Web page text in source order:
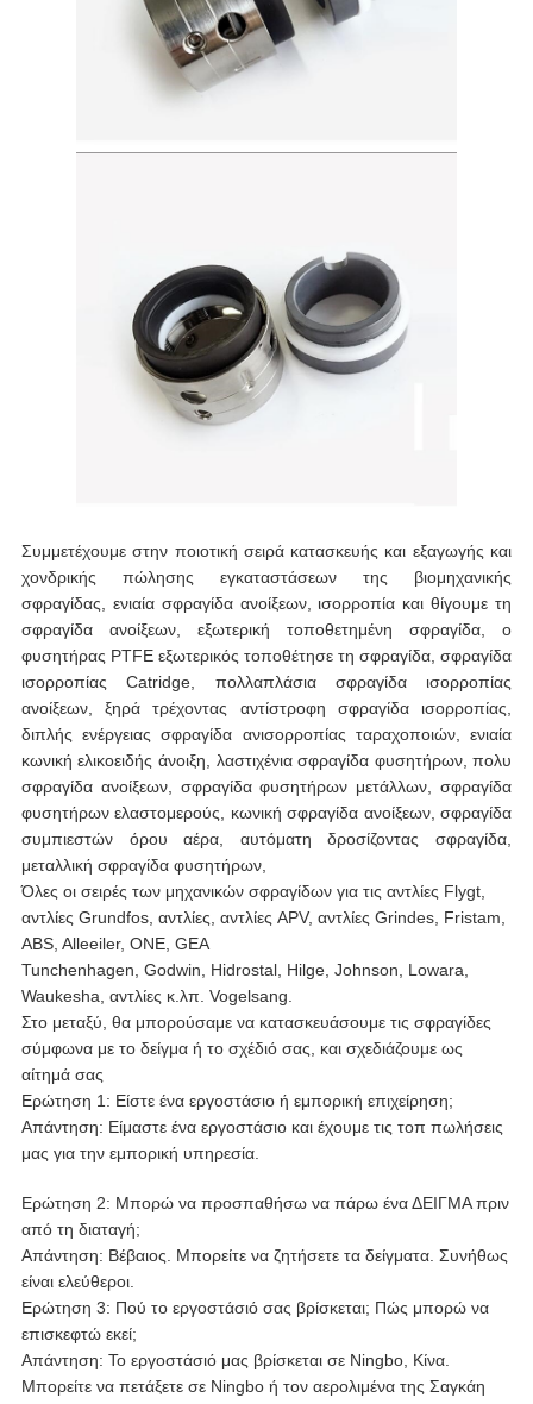
Συμμετέχουμε στην ποιοτική σειρά κατασκευής και εξαγωγής και
χονδρικής πώλησης εγκαταστάσεων της βιομηχανικής
σφραγίδας, ενιαία σφραγίδα ανοίξεων, ισορροπία και θίγουμε τη
σφραγίδα ανοίξεων, εξωτερική τοποθετημένη σφραγίδα, ο
φυσητήρας PTFE εξωτερικός τοποθέτησε τη σφραγίδα, σφραγίδα
ισορροπίας Catridge, πολλαπλάσια σφραγίδα ισορροπίας
ανοίξεων, ξηρά τρέχοντας αντίστροφη σφραγίδα ισορροπίας,
διπλής ενέργειας σφραγίδα ανισορροπίας ταραχοποιών, ενιαία
κωνική ελικοειδής άνοιξη, λαστιχένια σφραγίδα φυσητήρων, πολυ
σφραγίδα ανοίξεων, σφραγίδα φυσητήρων μετάλλων, σφραγίδα
φυσητήρων ελαστομερούς, κωνική σφραγίδα ανοίξεων, σφραγίδα
συμπιεστών όρου αέρα, αυτόματη δροσίζοντας σφραγίδα,
μεταλλική σφραγίδα φυσητήρων,
Όλες οι σειρές των μηχανικών σφραγίδων για τις αντλίες Flygt,
αντλίες Grundfos, αντλίες, αντλίες APV, αντλίες Grindes, Fristam,
ABS, Alleeiler, ΟΝΕ, GEA
Tunchenhagen, Godwin, Hidrostal, Hilge, Johnson, Lowara,
Waukesha, αντλίες κ.λπ. Vogelsang.
Στο μεταξύ, θα μπορούσαμε να κατασκευάσουμε τις σφραγίδες
σύμφωνα με το δείγμα ή το σχέδιό σας, και σχεδιάζουμε ως
αίτημά σας
Ερώτηση 1: Είστε ένα εργοστάσιο ή εμπορική επιχείρηση;
Απάντηση: Είμαστε ένα εργοστάσιο και έχουμε τις τοπ πωλήσεις
μας για την εμπορική υπηρεσία.
Ερώτηση 2: Μπορώ να προσπαθήσω να πάρω ένα ΔΕΙΓΜΑ πριν
από τη διαταγή;
Απάντηση: Βέβαιος. Μπορείτε να ζητήσετε τα δείγματα. Συνήθως
είναι ελεύθεροι.
Ερώτηση 3: Πού το εργοστάσιό σας βρίσκεται; Πώς μπορώ να
επισκεφτώ εκεί;
Απάντηση: Το εργοστάσιό μας βρίσκεται σε Ningbo, Κίνα.
Μπορείτε να πετάξετε σε Ningbo ή τον αερολιμένα της Σαγκάη